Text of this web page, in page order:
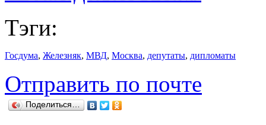
Тэги:
Госдума, Железняк, МВД, Москва, депутаты, дипломаты
Отправить по почте
Поделиться…